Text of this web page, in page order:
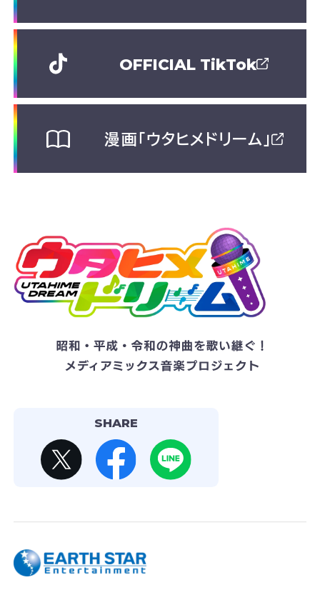
OFFICIAL TikTok
漫画「ウタヒメドリーム」
SHARE